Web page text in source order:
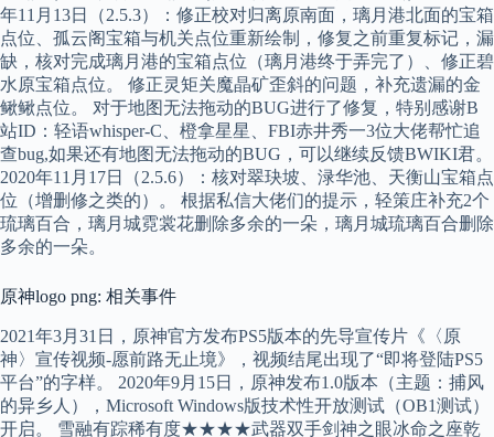
年11月13日（2.5.3）：修正校对归离原南面，璃月港北面的宝箱
点位、孤云阁宝箱与机关点位重新绘制，修复之前重复标记，漏
缺，核对完成璃月港的宝箱点位（璃月港终于弄完了）、修正碧
水原宝箱点位。 修正灵矩关魔晶矿歪斜的问题，补充遗漏的金
鳅鳅点位。 对于地图无法拖动的BUG进行了修复，特别感谢B
站ID：轻语whisper-C、橙拿星星、FBI赤井秀一3位大佬帮忙追
查bug,如果还有地图无法拖动的BUG，可以继续反馈BWIKI君。
2020年11月17日（2.5.6）：核对翠玦坡、渌华池、天衡山宝箱点
位（增删修之类的）。 根据私信大佬们的提示，轻策庄补充2个
琉璃百合，璃月城霓裳花删除多余的一朵，璃月城琉璃百合删除
多余的一朵。
原神logo png: 相关事件
2021年3月31日，原神官方发布PS5版本的先导宣传片《〈原
神〉宣传视频-愿前路无止境》，视频结尾出现了“即将登陆PS5
平台”的字样。 2020年9月15日，原神发布1.0版本（主题：捕风
的异乡人），Microsoft Windows版技术性开放测试（OB1测试）
开启。 雪融有踪稀有度★★★★武器双手剑神之眼冰命之座乾